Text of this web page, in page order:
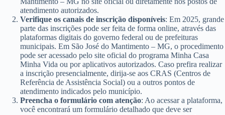
atendimento autorizados.
Verifique os canais de inscrição disponíveis: Em 2025, grande
parte das inscrições pode ser feita de forma online, através das
plataformas digitais do governo federal ou de prefeituras
municipais. Em São José do Mantimento – MG, o procedimento
pode ser acessado pelo site oficial do programa Minha Casa
Minha Vida ou por aplicativos autorizados. Caso prefira realizar
a inscrição presencialmente, dirija-se aos CRAS (Centros de
Referência de Assistência Social) ou a outros pontos de
atendimento indicados pelo município.
Preencha o formulário com atenção: Ao acessar a plataforma,
você encontrará um formulário detalhado que deve ser